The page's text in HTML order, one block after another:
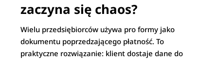
zaczyna się chaos?
Wielu przedsiębiorców używa pro formy jako
dokumentu poprzedzającego płatność. To
praktyczne rozwiązanie: klient dostaje dane do